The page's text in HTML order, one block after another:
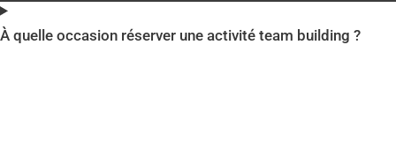
À quelle occasion réserver une activité team building ?